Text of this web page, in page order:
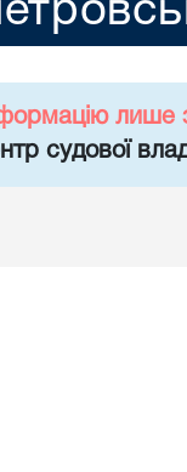
лише
судової